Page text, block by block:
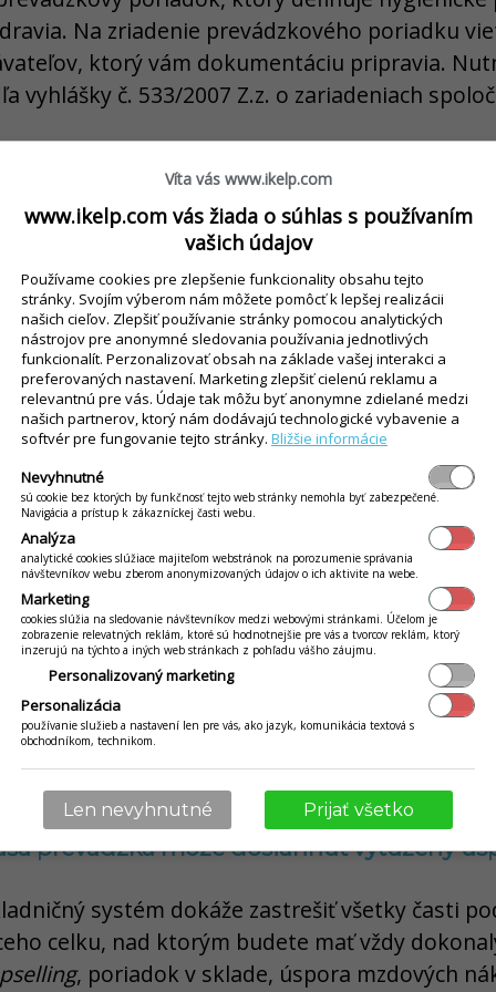
Na zriadenie prevádzkového poriadku
ktorý vám dokumentáciu pripravia.
vyhlášky č. 533/2007 Z.z. o zariadeniach
Všetci zamestnanci manipulujúci s
školenie o hygiene, tzv. hygienické
vedomosťami, napr. výučným listom.
a protipožiarnej ochrany. Nezabudnite
a sociálnej poisťovne ešte pred začiatkom
ruke rozpis ich zmien.
a vybavenie:Priestory musia spĺňať
odvádzanie odpadu a zdroje pitnej
musia prejsť revíziou, meradlá musia byť
sú hasiace prístroje a ich pravidelná
Ak si neviete rady, požiadajte o pomoc
dokumentácie.
živnosti alebo s.r.o. získate IČO.
podporu e-komunikácie s daňovým úradom
predaji alkoholu treba požiadať colný úrad o
liehu.
prevádzka môže dosiahnuť vytúžený
systém dokáže zastrešiť všetky časti
celku, nad ktorým budete mať vždy
, poriadok v sklade, úspora mzdových
Víta vás www.ikelp.com
www.ikelp.com vás žiada o súhlas s používaním
vašich údajov
Používame cookies pre zlepšenie funkcionality obsahu tejto
stránky. Svojím výberom nám môžete pomôcť k lepšej realizácii
našich cieľov. Zlepšiť používanie stránky pomocou analytických
nástrojov pre anonymné sledovania používania jednotlivých
funkcionalít. Perzonalizovať obsah na základe vašej interakci a
preferovaných nastavení. Marketing zlepšiť cielenú reklamu a
relevantnú pre vás. Údaje tak môžu byť anonymne zdielané medzi
našich partnerov, ktorý nám dodávajú technologické vybavenie a
softvér pre fungovanie tejto stránky. Bližšie informácie
Nevyhnutné
sú cookie bez ktorých by funkčnosť tejto web stránky nemohla byť zabezpečené.
Navigácia a prístup k zákazníckej časti webu.
Analýza
analytické cookies slúžiace majiteľom webstránok na porozumenie správania
návštevníkov webu zberom anonymizovaných údajov o ich aktivite na webe.
Marketing
cookies slúžia na sledovanie návštevníkov medzi webovými stránkami. Účelom je
zobrazenie relevatných reklám, ktoré sú hodnotnejšie pre vás a tvorcov reklám, ktorý
inzerujú na týchto a iných web stránkach z pohľadu vášho záujmu.
Personalizovaný marketing
Personalizácia
používanie služieb a nastavení len pre vás, ako jazyk, komunikácia textová s
obchodníkom, technikom.
Len nevyhnutné Prijať všetko